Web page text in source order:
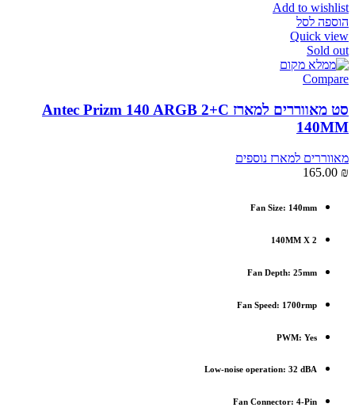
Add to wishlist
הוספה לסל
Quick view
Sold out
Compare
סט מאווררים למארז Antec Prizm 140 ARGB 2+C
140MM
מאווררים למארז נוספים
165.00 ₪
Fan Size: 140mm
140MM X 2
Fan Depth: 25mm
Fan Speed: 1700rmp
PWM: Yes
Low-noise operation: 32 dBA
Fan Connector: 4-Pin